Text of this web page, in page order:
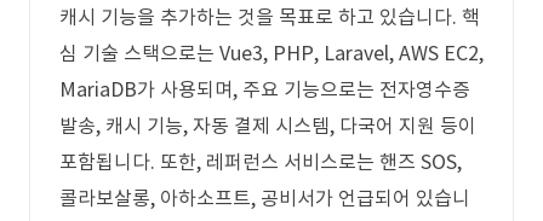
캐시 기능을 추가하는 것을 목표로 하고 있습니다. 핵
심 기술 스택으로는 Vue3, PHP, Laravel, AWS EC2,
MariaDB가 사용되며, 주요 기능으로는 전자영수증
발송, 캐시 기능, 자동 결제 시스템, 다국어 지원 등이
포함됩니다. 또한, 레퍼런스 서비스로는 핸즈 SOS,
콜라보살롱, 아하소프트, 공비서가 언급되어 있습니